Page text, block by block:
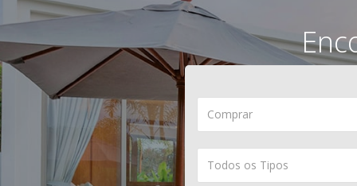
Comprar
Todos os Tipos